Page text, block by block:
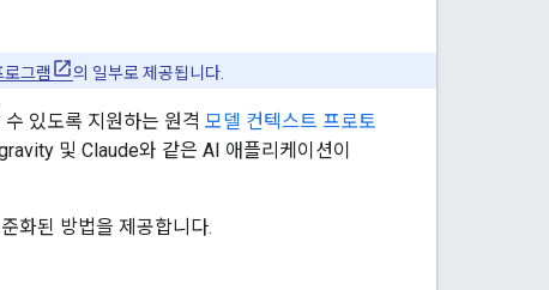
그램 의 일부로 제공됩니다.
있도록 지원하는 원격 모델 컨텍스트 프로토
및 Claude와 같은 AI 애플리케이션이
화된 방법을 제공합니다.